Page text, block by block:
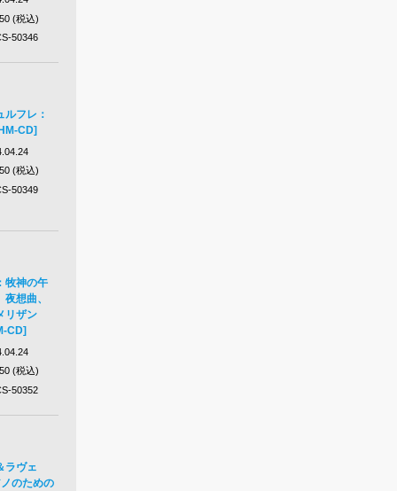
(税込)
50346
ルフレ：
CD]
(税込)
50349
牧神の午
想曲、
リザン
CD]
(税込)
50352
ラヴェ
のための